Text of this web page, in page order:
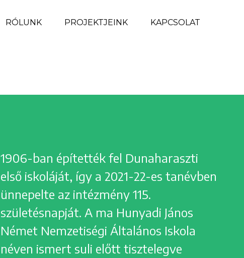
RÓLUNK PROJEKTJEINK KAPCSOLAT
1906-ban építették fel Dunaharaszti
első iskoláját, így a 2021-22-es tanévben
ünnepelte az intézmény 115.
születésnapját. A ma Hunyadi János
Német Nemzetiségi Általános Iskola
néven ismert suli előtt tisztelegve